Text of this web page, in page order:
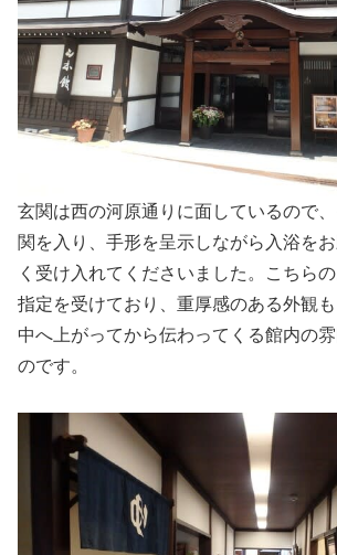
玄関は西の河原通りに面しているので
関を入り、手形を呈示しながら入浴を
く受け入れてくださいました。こちら
指定を受けており、重厚感のある外観も
中へ上がってから伝わってくる館内の
のです。